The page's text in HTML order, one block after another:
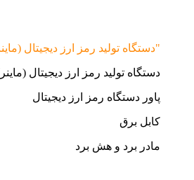
"دستگاه تولید رمز ارز دیجیتال
دستگاه تولید رمز ارز دیجیتال
پاور دستگاه رمز ارز دیجیتال
کابل برق
مادر برد و هش برد